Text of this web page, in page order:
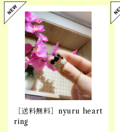
［送料無料］nyuru heart
ring